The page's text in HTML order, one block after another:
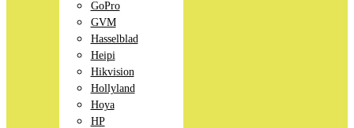
GoPro
GVM
Hasselblad
Heipi
Hikvision
Hollyland
Hoya
HP